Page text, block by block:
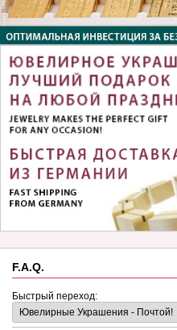
F.A.Q.
Быстрый переход: